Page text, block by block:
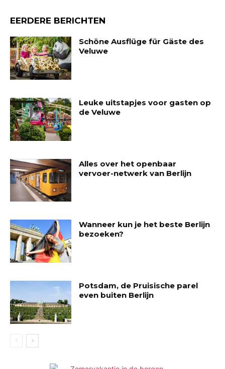
EERDERE BERICHTEN
Schöne Ausflüge für Gäste des
Veluwe
Leuke uitstapjes voor gasten op
de Veluwe
Alles over het openbaar
vervoer-netwerk van Berlijn
Wanneer kun je het beste Berlijn
bezoeken?
Potsdam, de Pruisische parel
even buiten Berlijn